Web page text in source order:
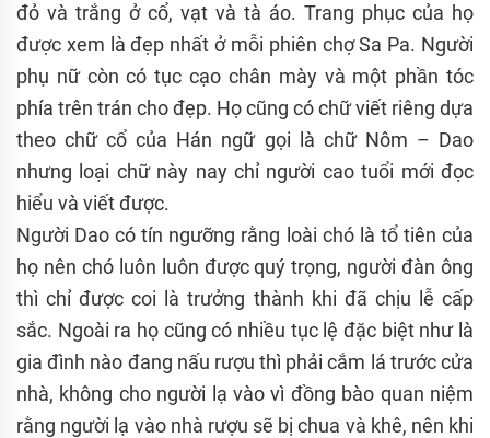
đỏ và trắng ở cổ, vạt và tà áo. Trang phục của họ
được xem là đẹp nhất ở mỗi phiên chợ Sa Pa. Người
phụ nữ còn có tục cạo chân mày và một phần tóc
phía trên trán cho đẹp. Họ cũng có chữ viết riêng dựa
theo chữ cổ của Hán ngữ gọi là chữ Nôm – Dao
nhưng loại chữ này nay chỉ người cao tuổi mới đọc
hiểu và viết được.
Người Dao có tín ngưỡng rằng loài chó là tổ tiên của
họ nên chó luôn luôn được quý trọng, người đàn ông
thì chỉ được coi là trưởng thành khi đã chịu lễ cấp
sắc. Ngoài ra họ cũng có nhiều tục lệ đặc biệt như là
gia đình nào đang nấu rượu thì phải cắm lá trước cửa
nhà, không cho người lạ vào vì đồng bào quan niệm
rằng người lạ vào nhà rượu sẽ bị chua và khê, nên khi